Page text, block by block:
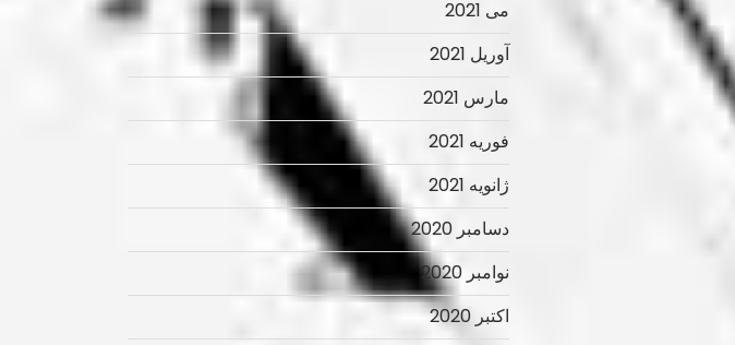
می 2021
آوریل 2021
مارس 2021
فوریه 2021
ژانویه 2021
دسامبر 2020
نوامبر 2020
اکتبر 2020